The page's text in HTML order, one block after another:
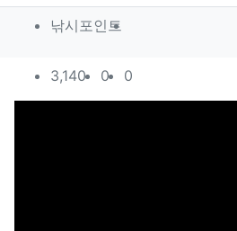
작성자 정보
낚시포인트
컨텐츠 정보
3,140조회
0추천
0